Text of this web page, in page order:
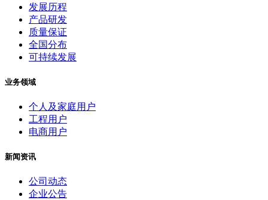
发展历程
产品研发
质量保证
全国分布
可持续发展
业务领域
个人及家庭用户
工程用户
电商用户
新闻资讯
公司动态
企业公告